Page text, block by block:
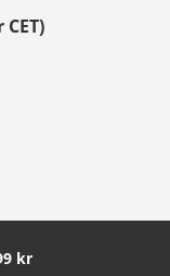
Italien (Deutsch)
kr